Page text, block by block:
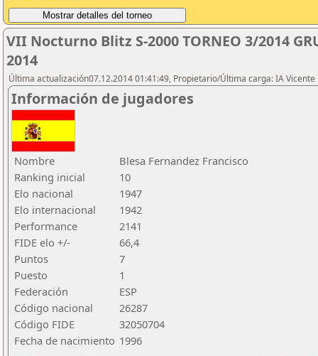
VII Nocturno Blitz S-2000 TORNEO 3/2014
2014
Última actualización07.12.2014 01:41:49, Propietario/Última carga: IA Vicente
Información de jugadores
Nombre
Blesa Fernandez Francisco
Ranking inicial
10
Elo nacional
1947
Elo internacional
1942
Performance
2141
FIDE elo +/-
66,4
Puntos
7
Puesto
1
Federación
ESP
Código nacional
26287
Código FIDE
32050704
Fecha de nacimiento 1996